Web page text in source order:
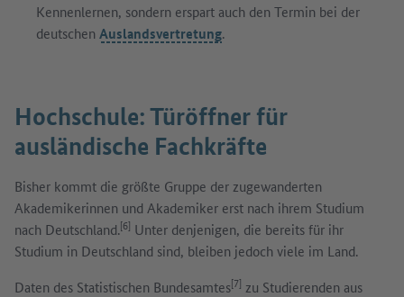
Kennenlernen, sondern erspart auch den Termin bei der
deutschen Auslandsvertretung.
Hochschule: Türöffner für
ausländische Fachkräfte
Bisher kommt die größte Gruppe der zugewanderten
Akademikerinnen und Akademiker erst nach ihrem Studium
nach Deutschland.[6] Unter denjenigen, die bereits für ihr
Studium in Deutschland sind, bleiben jedoch viele im Land.
Daten des Statistischen Bundesamtes[7] zu Studierenden aus